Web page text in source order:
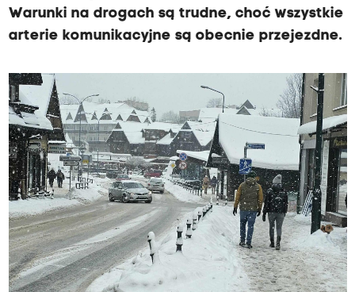
Warunki na drogach są trudne, choć wszystkie
arterie komunikacyjne są obecnie przejezdne.